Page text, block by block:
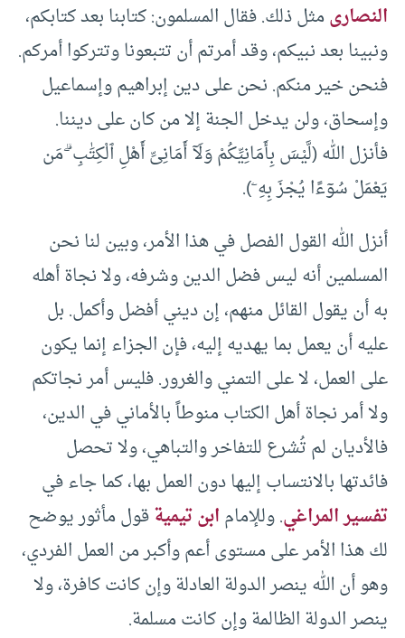
النصارىمثل ذلك. فقال المسلمون: كتابنا بعد كتابكم،
ونبينا بعد نبيكم، وقد أمرتم أن تتبعونا وتتركوا أمركم.
فنحن خير منكم. نحن على دين إبراهيم وإسماعيل
وإسحاق، ولن يدخل الجنة إلا من كان على ديننا.
فأنزل الله (لَّيْسَ بِأَمَانِيِّكُمْ وَلَآ أَمَانِىِّ أَهْلِ ٱلْكِتَٰبِ ۗ مَن
يَعْمَلْ سُوٓءًا يُجْزَ بِهِۦ).
أنزل الله القول الفصل في هذا الأمر، وبين لنا نحن
المسلمين أنه ليس فضل الدين وشرفه، ولا نجاة أهله
به أن يقول القائل منهم، إن ديني أفضل وأكمل. بل
عليه أن يعمل بما يهديه إليه، فإن الجزاء إنما يكون
على العمل، لا على التمني والغرور. فليس أمر نجاتكم
ولا أمر نجاة أهل الكتاب منوطاً بالأماني في الدين،
فالأديان لم تُشرع للتفاخر والتباهي، ولا تحصل
فائدتها بالانتساب إليها دون العمل بها، كما جاء في
تفسير المراغي. وللإمامابن تيميةقول مأثور يوضح
لك هذا الأمر على مستوى أعم وأكبر من العمل الفردي،
وهو أن الله ينصر الدولة العادلة وإن كانت كافرة، ولا
ينصر الدولة الظالمة وإن كانت مسلمة.